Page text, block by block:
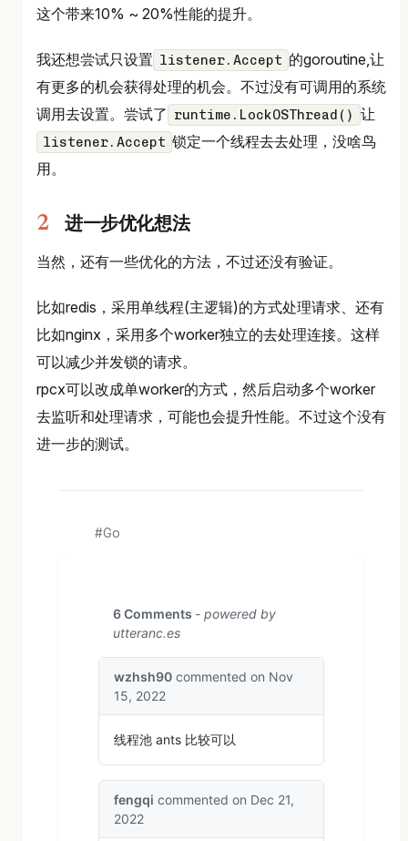
这个带来10% ~ 20%性能的提升。
我还想尝试只设置 listener.Accept 的goroutine,让
有更多的机会获得处理的机会。不过没有可调用的系统
调用去设置。尝试了 runtime.LockOSThread() 让
listener.Accept 锁定一个线程去去处理，没啥鸟
用。
进一步优化想法
当然，还有一些优化的方法，不过还没有验证。
比如redis，采用单线程(主逻辑)的方式处理请求、还有
比如nginx，采用多个worker独立的去处理连接。这样
可以减少并发锁的请求。
rpcx可以改成单worker的方式，然后启动多个worker
去监听和处理请求，可能也会提升性能。不过这个没有
进一步的测试。
Go